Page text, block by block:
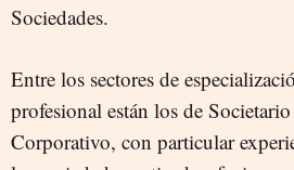
Sociedades.
Entre los sectores de
profesional están los de
Corporativo, con particular